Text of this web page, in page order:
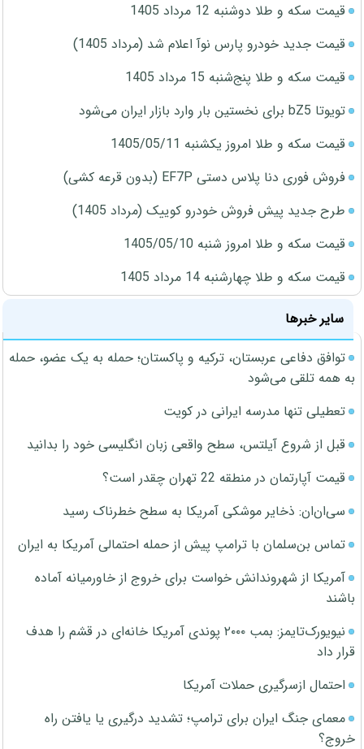
قیمت سکه و طلا دوشنبه 12 مرداد 1405
قیمت جدید خودرو پارس نوآ اعلام شد (مرداد 1405)
قیمت سکه و طلا پنج‌شنبه 15 مرداد 1405
تویوتا bZ5 برای نخستین بار وارد بازار ایران می‌شود
قیمت سکه و طلا امروز یکشنبه 1405/05/11
فروش فوری دنا پلاس دستی EF7P (بدون قرعه کشی)
طرح جدید پیش فروش خودرو کوییک (مرداد 1405)
قیمت سکه و طلا امروز شنبه 1405/05/10
قیمت سکه و طلا چهارشنبه 14 مرداد 1405
سایر خبرها
توافق دفاعی عربستان، ترکیه و پاکستان؛ حمله به یک عضو، حمله
به همه تلقی می‌شود
تعطیلی تنها مدرسه ایرانی در کویت
قبل از شروع آیلتس، سطح واقعی زبان انگلیسی خود را بدانید
قیمت آپارتمان در منطقه 22 تهران چقدر است؟
سی‌ان‌ان: ذخایر موشکی آمریکا به سطح خطرناک رسید
تماس بن‌سلمان با ترامپ پیش از حمله احتمالی آمریکا به ایران
آمریکا از شهروندانش خواست برای خروج از خاورمیانه آماده
باشند
نیویورک‌تایمز: بمب ۲۰۰۰ پوندی آمریکا خانه‌ای در قشم را هدف
قرار داد
احتمال ازسرگیری حملات آمریکا
معمای جنگ ایران برای ترامپ؛ تشدید درگیری یا یافتن راه
خروج؟